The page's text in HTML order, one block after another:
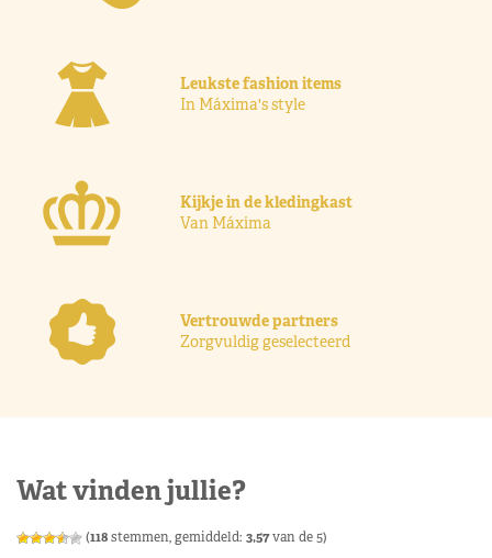
Leukste fashion items
In Máxima's style
Kijkje in de kledingkast
Van Máxima
Vertrouwde partners
Zorgvuldig geselecteerd
Wat vinden jullie?
(118stemmen, gemiddeld: 3,57van de 5)